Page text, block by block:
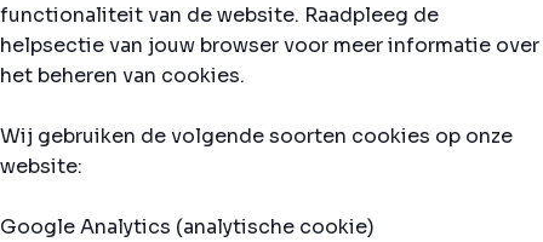
functionaliteit van de website. Raadpleeg de
helpsectie van jouw browser voor meer informatie over
het beheren van cookies.
Wij gebruiken de volgende soorten cookies op onze
website:
Google Analytics (analytische cookie)